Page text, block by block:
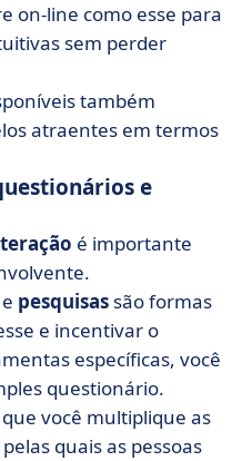
on-line como esse para
sem perder
também
atraentes em termos
e
é importante
e pesquisas são formas
e incentivar o
específicas, você
questionário.
você multiplique as
quais as pessoas